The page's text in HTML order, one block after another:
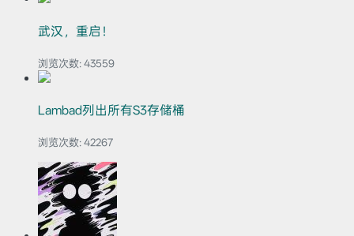
武汉，重启！
浏览次数: 43559
Lambad列出所有S3存储桶
浏览次数: 42267